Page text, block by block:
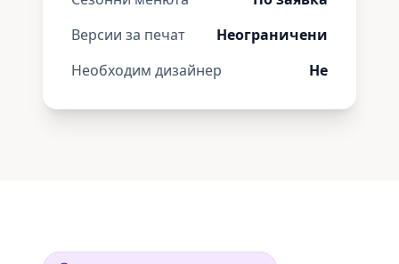
Версии за печат
Неограничени
Необходим дизайнер
Не